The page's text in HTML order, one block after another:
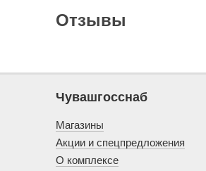
Отзывы
Чувашгосснаб
Магазины
Акции и спецпредложения
О комплексе